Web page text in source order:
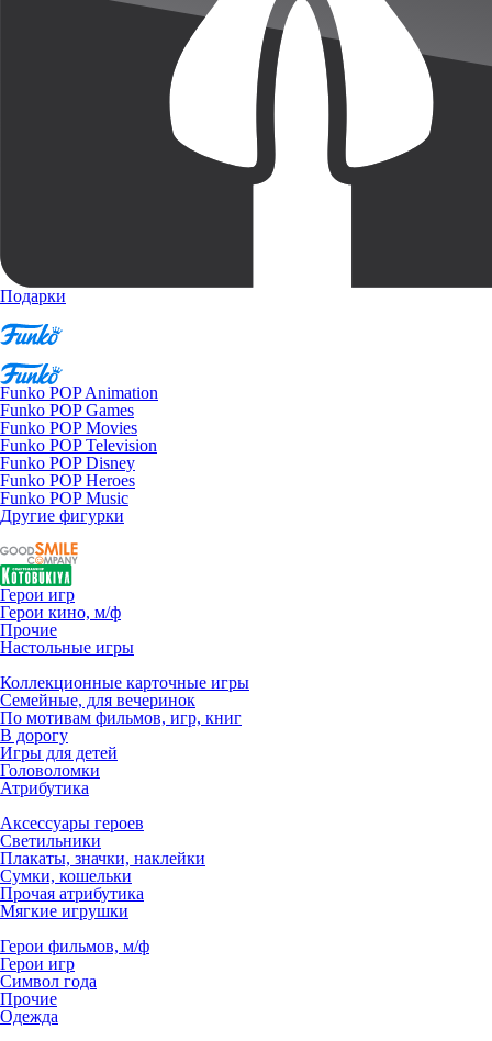
Подарки
Funko POP Animation
Funko POP Games
Funko POP Movies
Funko POP Television
Funko POP Disney
Funko POP Heroes
Funko POP Music
Другие фигурки
Герои игр
Герои кино, м/ф
Прочие
Настольные игры
Коллекционные карточные игры
Семейные, для вечеринок
По мотивам фильмов, игр, книг
В дорогу
Игры для детей
Головоломки
Атрибутика
Аксессуары героев
Светильники
Плакаты, значки, наклейки
Сумки, кошельки
Прочая атрибутика
Мягкие игрушки
Герои фильмов, м/ф
Герои игр
Символ года
Прочие
Одежда